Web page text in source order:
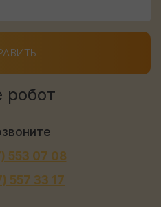
робот
553 07 08
557 33 17